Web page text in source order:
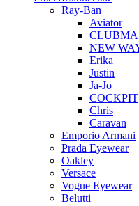
Ray-Ban
Aviator
NEW
Erika
Justin
Ja-Jo
COCKPIT
Chris
Caravan
Emporio Armani
Prada Eyewear
Oakley
Versace
Vogue Eyewear
Belutti